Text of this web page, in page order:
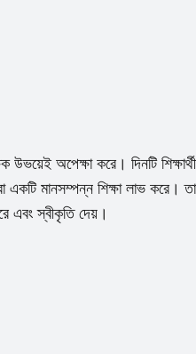
অপেক্ষা করে। দিনটি
একটি মানসম্পন্ন শিক্ষা লাভ করে।
এবং স্বীকৃতি দেয়।